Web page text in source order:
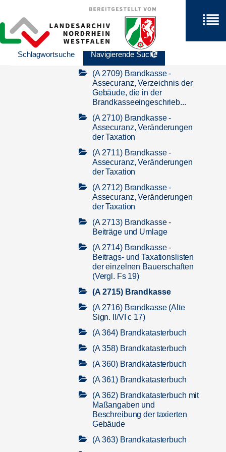
Schlagwortsuche Navigierende Suche
2.10.05 Brandschutz und
2.10.06 Bauaufsicht und
Stadtplanung
2.10.07 Brandkataster
(A 2709) Brandkasse -
Assecuranz, Verzeichnis der
Gebäude, die in der
Brandkasseeingeschrieb...
(A 2710) Brandkasse -
Assecuranz, Veränderungen
der Taxation
(A 2711) Brandkasse -
Assecuranz, Veränderungen
der Taxation
(A 2712) Brandkasse -
Assecuranz, Veränderungen
der Taxation
(A 2713) Brandkasse -
Beiträge und Umlage
(A 2714) Brandkasse -
Beitrags- und Taxationslisten
der einzelnen Bauerschaften
(Vergl. Fs 19)
(A 2715) Brandkasse
(A 2716) Brandkasse (Alte
Sign. II/VI c 17)
(A 364) Brandkatasterbuch
(A 358) Brandkatasterbuch
(A 360) Brandkatasterbuch
(A 361) Brandkatasterbuch
(A 362) Brandkatasterbuch mit
Maßangaben und
Beschreibung der taxierten
Gebäude
(A 363) Brandkatasterbuch